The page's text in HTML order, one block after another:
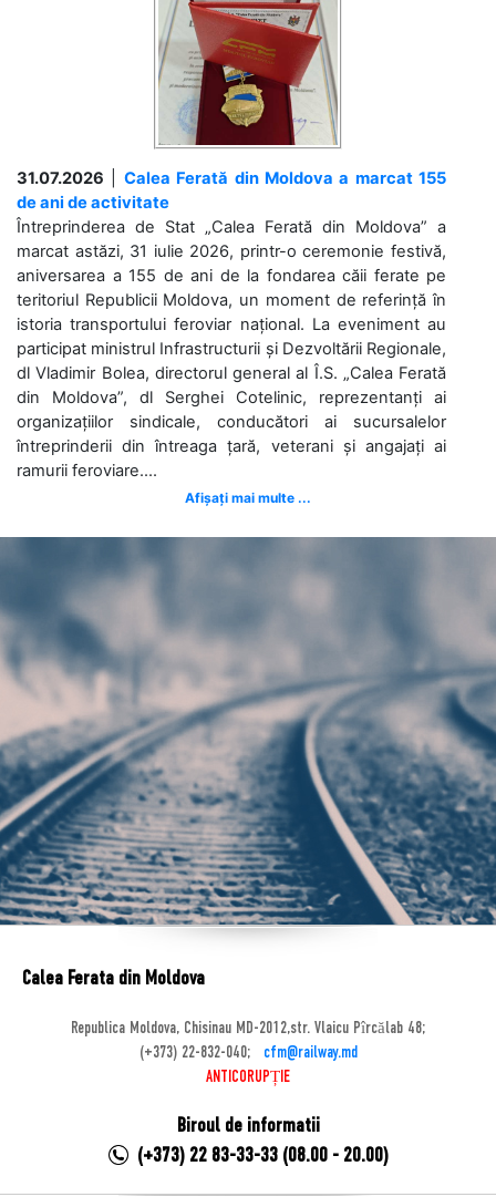
31.07.2026
Calea Ferată din Moldova a marcat 155
de ani de activitate
Întreprinderea de Stat „Calea Ferată din Moldova” a
marcat astăzi, 31 iulie 2026, printr-o ceremonie festivă,
aniversarea a 155 de ani de la fondarea căii ferate pe
teritoriul Republicii Moldova, un moment de referință în
istoria transportului feroviar național. La eveniment au
participat ministrul Infrastructurii și Dezvoltării Regionale,
dl Vladimir Bolea, directorul general al Î.S. „Calea Ferată
din Moldova”, dl Serghei Cotelinic, reprezentanți ai
organizațiilor sindicale, conducători ai sucursalelor
întreprinderii din întreaga țară, veterani și angajați ai
ramurii feroviare....
Afișați mai multe ...
Calea Ferata din Moldova
Republica Moldova, Chisinau MD-2012,str. Vlaicu Pîrcălab 48;
(+373) 22-832-040;
cfm@railway.md
ANTICORUPȚIE
Biroul de informatii
(+373) 22 83-33-33 (08.00 - 20.00)